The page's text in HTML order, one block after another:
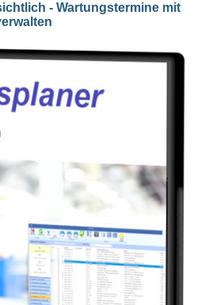
- Wartungstermine mit